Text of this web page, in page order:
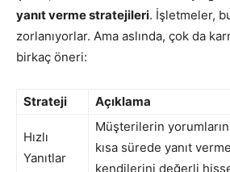
yanıt verme stratejileri. İşletmeler,
zorlanıyorlar. Ama aslında, çok da
birkaç öneri:
Strateji Açıklama
Hızlı
Yanıtlar
Müşterilerin
kısa sürede yanıt
kendilerini değerli